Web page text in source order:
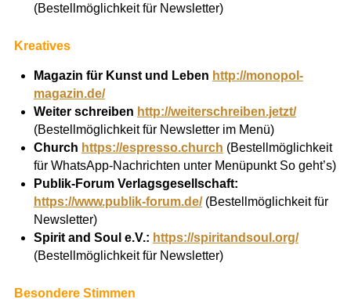
(Bestellmöglichkeit für Newsletter)
Kreatives
Magazin für Kunst und Leben http://monopol-
magazin.de/
Weiter schreiben http://weiterschreiben.jetzt/
(Bestellmöglichkeit für Newsletter im Menü)
Church https://espresso.church (Bestellmöglichkeit
für WhatsApp-Nachrichten unter Menüpunkt So geht’s)
Publik-Forum Verlagsgesellschaft:
https://www.publik-forum.de/(Bestellmöglichkeit für
Newsletter)
Spirit and Soul e.V.: https://spiritandsoul.org/
(Bestellmöglichkeit für Newsletter)
Besondere Stimmen